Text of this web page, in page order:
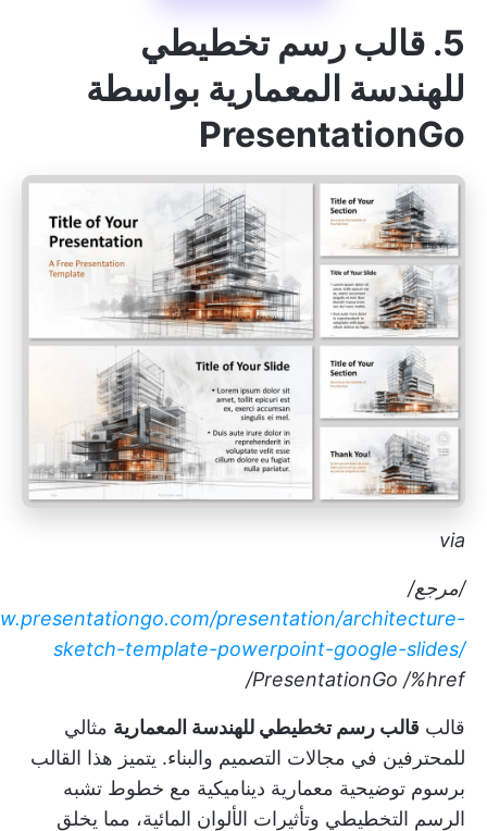
5. قالب رسم تخطيطي
للهندسة المعمارية بواسطة
PresentationGo
via
/مرجع/
presentation/architecture-
sketch-template-powerpoint-google-slides/
PresentationGo /%href/
قالب قالب رسم تخطيطي للهندسة المعمارية مثالي
للمحترفين في مجالات التصميم والبناء. يتميز هذا القالب
برسوم توضيحية معمارية ديناميكية مع خطوط تشبه
الرسم التخطيطي وتأثيرات الألوان المائية، مما يخلق